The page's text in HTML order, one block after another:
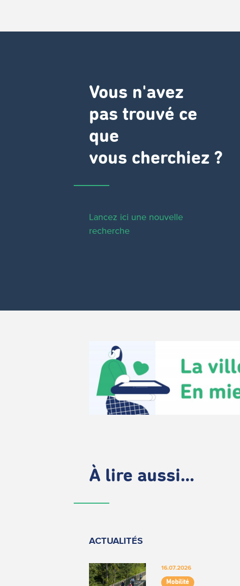
Vous n'avez
pas trouvé ce
que
vous cherchiez ?
Lancez ici une nouvelle
recherche
À lire aussi...
ACTUALITÉS
16.07.2026
Mobilité